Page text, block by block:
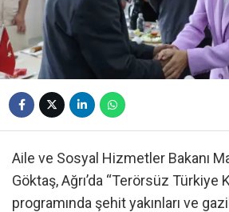
Aile ve Sosyal Hizmetler Bakanı
Göktaş, Ağrı’da “Terörsüz Türkiye
programında şehit yakınları ve